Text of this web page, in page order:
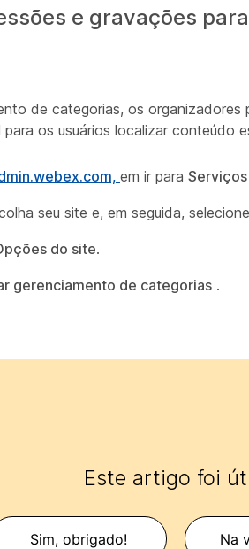
e gravações
de categorias, os
os usuários localizar conteúdo
em ir para Serviços
seu site e, em seguida, selecione
do site.
gerenciamento de categorias .
Este artigo foi
Sim, obrigado! Na